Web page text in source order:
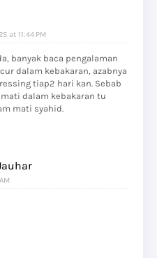
at 11:44 PM
banyak baca pengalaman
dalam kebakaran, azabnya
tiap2 hari kan. Sebab
dalam kebakaran tu
mati syahid.